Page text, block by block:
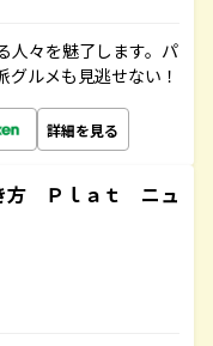
人々を魅了します。パ
ルメも見逃せない！
詳細を見る
方 Ｐｌａｔ ニュ